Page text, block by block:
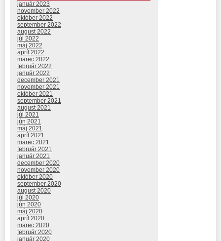
január 2023
november 2022
október 2022
september 2022
august 2022
júl 2022
máj 2022
apríl 2022
marec 2022
február 2022
január 2022
december 2021
november 2021
október 2021
september 2021
august 2021
júl 2021
jún 2021
máj 2021
apríl 2021
marec 2021
február 2021
január 2021
december 2020
november 2020
október 2020
september 2020
august 2020
júl 2020
jún 2020
máj 2020
apríl 2020
marec 2020
február 2020
január 2020